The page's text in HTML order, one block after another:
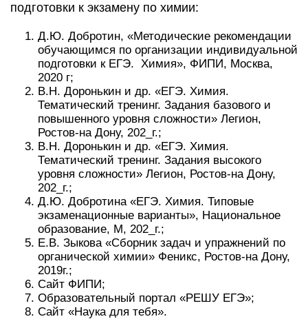
подготовки к экзамену по химии:
Д.Ю. Добротин, «Методические рекомендации
обучающимся по организации индивидуальной
подготовки к ЕГЭ. Химия», ФИПИ, Москва,
2020 г;
В.Н. Доронькин и др. «ЕГЭ. Химия.
Тематический тренинг. Задания базового и
повышенного уровня сложности» Легион,
Ростов-на Дону, 202_г.;
В.Н. Доронькин и др. «ЕГЭ. Химия.
Тематический тренинг. Задания высокого
уровня сложности» Легион, Ростов-на Дону,
202_г.;
Д.Ю. Добротина «ЕГЭ. Химия. Типовые
экзаменационные варианты», Национальное
образование, М, 202_г.;
Е.В. Зыкова «Сборник задач и упражнений по
органической химии» Феникс, Ростов-на Дону,
2019г.;
Сайт ФИПИ;
Образовательный портал «РЕШУ ЕГЭ»;
Сайт «Наука для тебя».